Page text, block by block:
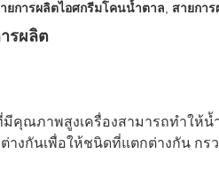
ยการผลิตไอศกรีมโคนน้ำตาล สายกา
รผลิต
คุณภาพสูงเครื่องสามารถทำให้
างกันเพื่อให้ชนิดที่แตกต่างกัน ก